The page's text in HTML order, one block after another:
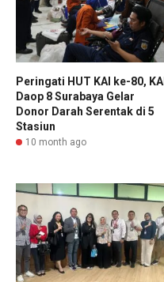
Peringati HUT KAI ke-80, KAI
Daop 8 Surabaya Gelar
Donor Darah Serentak di 5
Stasiun
10 month ago